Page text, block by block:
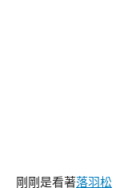
剛剛是看著落羽松